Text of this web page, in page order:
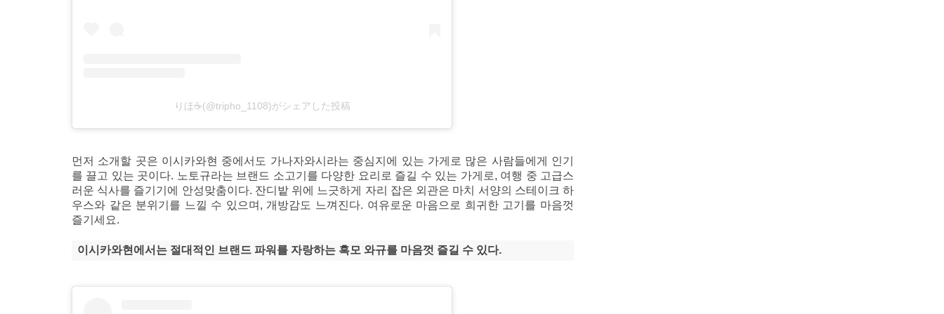
りほ☕️(@tripho_1108)がシェアした投稿
먼저 소개할 곳은 이시카와현 중에서도 가나자와시라는 중심지에 있는 가게로 많은 사람들에게 인기
를 끌고 있는 곳이다. 노토규라는 브랜드 소고기를 다양한 요리로 즐길 수 있는 가게로, 여행 중 고급스
러운 식사를 즐기기에 안성맞춤이다. 잔디밭 위에 느긋하게 자리 잡은 외관은 마치 서양의 스테이크 하
우스와 같은 분위기를 느낄 수 있으며, 개방감도 느껴진다. 여유로운 마음으로 희귀한 고기를 마음껏
즐기세요.
이시카와현에서는 절대적인 브랜드 파워를 자랑하는 흑모 와규를 마음껏 즐길 수 있다.